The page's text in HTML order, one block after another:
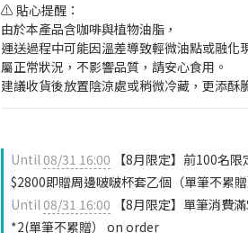
⚠️ 貼心提醒：
由於本產品含咖啡與植物油脂，
運送過程中可能因溫差導致輕微油點或融化
屬正常狀況，不影響品質，請安心食用。
建議收貨後放置陰涼處或稍微冷藏，更添酥
Until08/31 16:00 【8月限定】前100名
$2800即贈周邊啵啵杯套乙個（單筆不累
Until08/31 16:00 【8月限定】單筆消費
*2(單筆不累贈） on order